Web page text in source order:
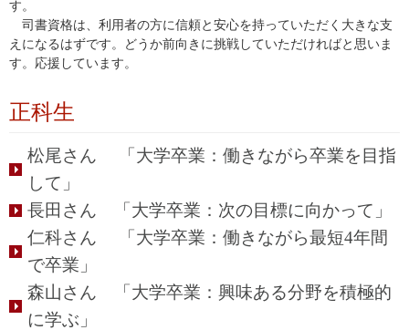
す。
司書資格は、利用者の方に信頼と安心を持っていただく大きな支
えになるはずです。どうか前向きに挑戦していただければと思いま
す。応援しています。
正科生
松尾さん 「大学卒業：働きながら卒業を目指
して」
長田さん 「大学卒業：次の目標に向かって」
仁科さん 「大学卒業：働きながら最短4年間
で卒業」
森山さん 「大学卒業：興味ある分野を積極的
に学ぶ」